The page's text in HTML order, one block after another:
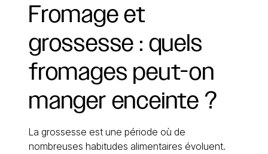
Fromage et
grossesse : quels
fromages peut-on
manger enceinte ?
La grossesse est une période où de
nombreuses habitudes alimentaires évoluent.